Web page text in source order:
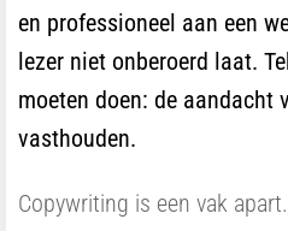
en professioneel aan een
lezer niet onberoerd laat.
moeten doen: de aandacht
vasthouden.
Copywriting is een vak